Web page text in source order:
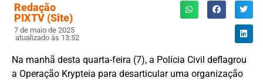
Redação
PIXTV (Site)
7 de maio de 2025
atualizado às 13:52
Na manhã desta quarta-feira (7), a Polícia Civil deflagrou
a Operação Krypteia para desarticular uma organização